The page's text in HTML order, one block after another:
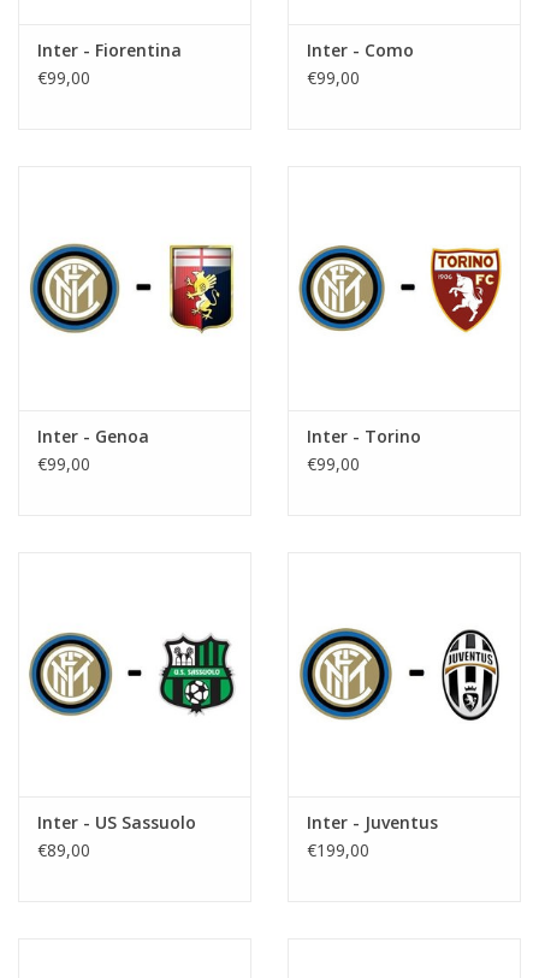
Inter - Fiorentina
€99,00
Inter - Como
€99,00
Inter - Genoa
€99,00
Inter - Torino
€99,00
Inter - US Sassuolo
€89,00
Inter - Juventus
€199,00